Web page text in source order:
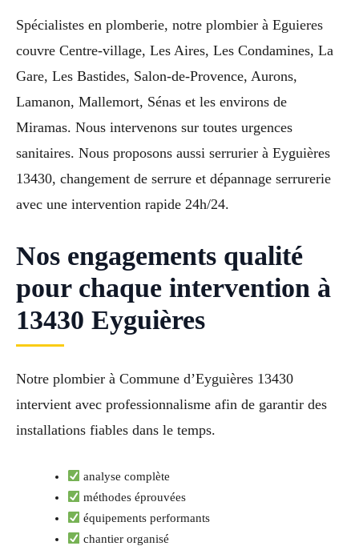
Spécialistes en plomberie, notre plombier à Eguieres
couvre Centre-village, Les Aires, Les Condamines, La
Gare, Les Bastides, Salon-de-Provence, Aurons,
Lamanon, Mallemort, Sénas et les environs de
Miramas. Nous intervenons sur toutes urgences
sanitaires. Nous proposons aussi serrurier à Eyguières
13430, changement de serrure et dépannage serrurerie
avec une intervention rapide 24h/24.
Nos engagements qualité
pour chaque intervention à
13430 Eyguières
Notre plombier à Commune d’Eyguières 13430
intervient avec professionnalisme afin de garantir des
installations fiables dans le temps.
analyse complète
méthodes éprouvées
équipements performants
chantier organisé